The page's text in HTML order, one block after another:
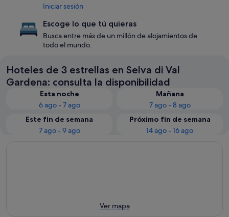
Iniciar sesión
Escoge lo que tú quieras
Busca entre más de un millón de alojamientos de
todo el mundo.
Hoteles de 3 estrellas en Selva di Val
Gardena: consulta la disponibilidad
Esta noche
6 ago - 7 ago
Mañana
7 ago - 8 ago
Este fin de semana
7 ago - 9 ago
Próximo fin de semana
14 ago - 16 ago
Ver mapa